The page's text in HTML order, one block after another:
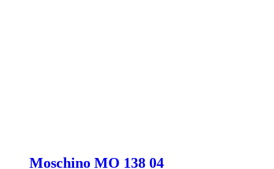
Moschino MO 138 04